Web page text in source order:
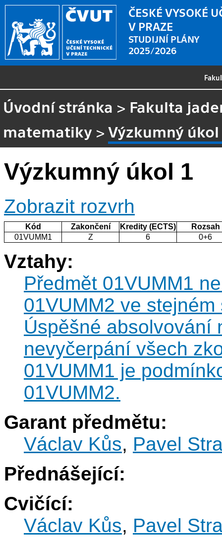
ČESKÉ VYSOKÉ
V PRAZE
STUDIJNÍ PLÁNY
2025/2026
Úvodní stránka > Fakulta
matematiky >Výzkumný úkol
Výzkumný úkol 1
Zobrazit rozvrh
Kód Zakončení Kredity (ECTS)
Rozsah
01VUMM1
Z 6 0+6
Vztahy:
Předmět 01VUMM1
01VUMM2 ve stejném
Úspěšné absolvování
nevyčerpání všech
01VUMM1 je
01VUMM2.
Garant předmětu:
Václav Kůs, Pavel
Přednášející:
Cvičící:
Václav Kůs, Pavel